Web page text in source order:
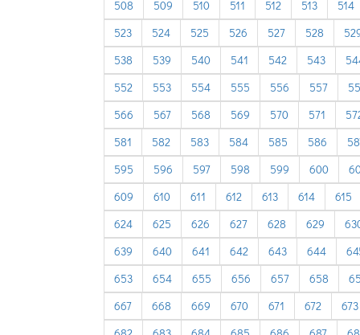
508
509 510 511 512 513
514
523
524 525 526 527 528
538
539 540 541 542 543
552
553 554 555 556 557
566
567 568 569 570 571
581
582 583 584 585 586
595
596 597 598 599 600
609
610 611 612 613 614
615
624
625 626 627 628 629
639
640 641 642 643 644
653
654 655 656 657 658
667
668 669 670 671 672
673